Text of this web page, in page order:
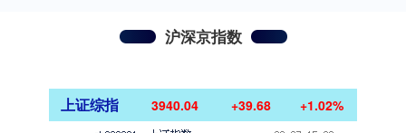
沪深京指数
上证综指 3940.04 +39.68 +1.02%